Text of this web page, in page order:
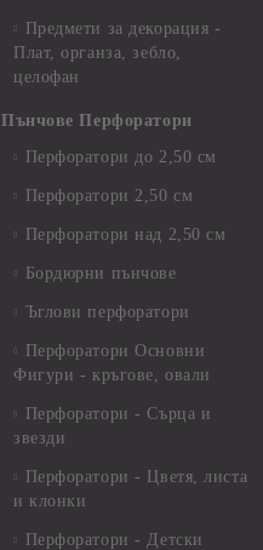
Предмети за декорация -
Плат, органза, зебло,
целофан
Пънчове Перфоратори
Перфоратори до 2,50 см
Перфоратори 2,50 см
Перфоратори над 2,50 см
Бордюрни пънчове
Ъглови перфоратори
Перфоратори Основни
Фигури - кръгове, овали
Перфоратори - Сърца и
звезди
Перфоратори - Цветя, листа
и клонки
Перфоратори - Детски